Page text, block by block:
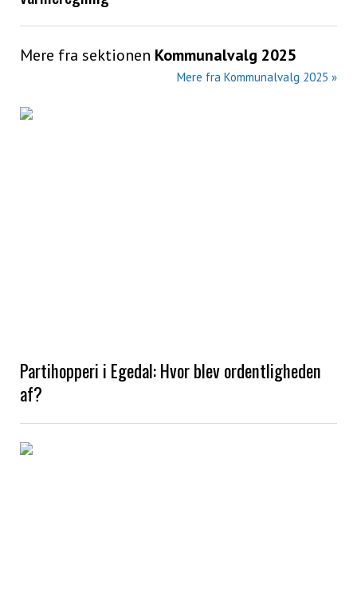
Mere fra sektionen Kommunalvalg 2025
Mere fra Kommunalvalg 2025 »
Partihopperi i Egedal: Hvor blev ordentligheden
af?